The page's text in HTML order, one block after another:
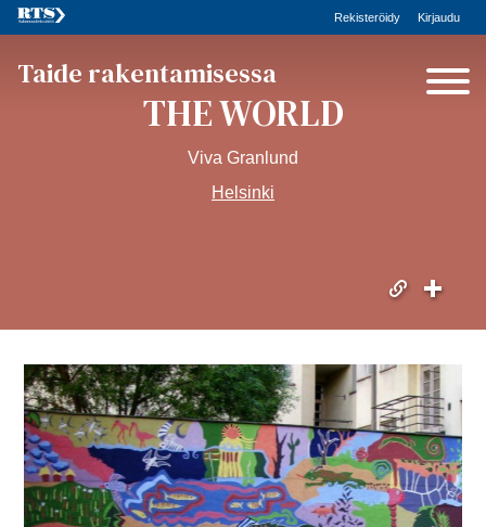
Rekisteröidy Kirjaudu
Taide rakentamisessa
THE WORLD
Viva Granlund
Helsinki